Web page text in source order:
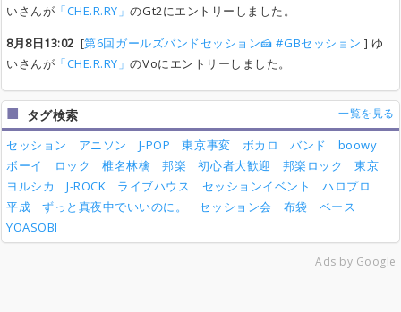
いさんが 「CHE.R.RY」のGt2にエントリーしました。
8月8日13:02 [第6回ガールズバンドセッション🍰 #GBセッション] ゆ
いさんが 「CHE.R.RY」のVoにエントリーしました。
タグ検索 一覧を見る
セッション アニソン J-POP 東京事変 ボカロ バンド
boowy
ボーイ
ロック 椎名林檎 邦楽 初心者大歓迎 邦楽ロック
東京
ヨルシカ
J-ROCK ライブハウス セッションイベント
ハロプロ
平成
ずっと真夜中でいいのに。 セッション会 布袋
ベース
YOASOBI
Ads by Google